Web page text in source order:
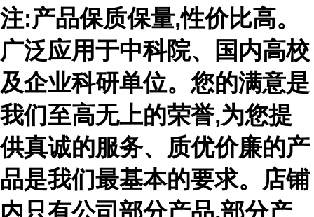
注:产品保质保量,性价比高。
广泛应用于中科院、国内高校
及企业科研单位。您的满意是
我们至高无上的荣誉,为您提
供真诚的服务、质优价廉的产
品是我们最基本的要求。店铺
内只有公司部分产品,部分产